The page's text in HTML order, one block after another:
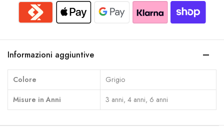
Informazioni aggiuntive
Colore
Grigio
Misure in Anni
3 anni, 4 anni, 6 anni